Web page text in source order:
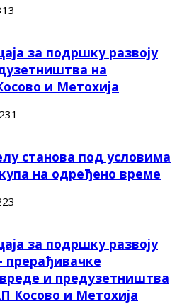
за подршку развоју
на
и Метохија
станова под условима
на одређено време
за подршку развоју
прерађивачке
и предузетништва
Косово и Метохија